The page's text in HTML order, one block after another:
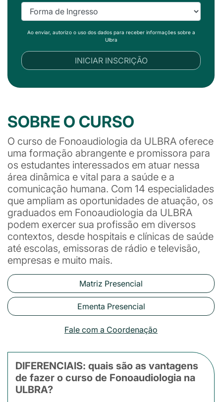
Ao enviar, autorizo o uso dos dados para receber informações sobre a
Ulbra
INICIAR INSCRIÇÃO
SOBRE O CURSO
O curso de Fonoaudiologia da ULBRA oferece
uma formação abrangente e promissora para
os estudantes interessados em atuar nessa
área dinâmica e vital para a saúde e a
comunicação humana. Com 14 especialidades
que ampliam as oportunidades de atuação, os
graduados em Fonoaudiologia da ULBRA
podem exercer sua profissão em diversos
contextos, desde hospitais e clínicas de saúde
até escolas, emissoras de rádio e televisão,
empresas e muito mais.
Matriz Presencial
Ementa Presencial
Fale com a Coordenação
DIFERENCIAIS: quais são as vantagens
de fazer o curso de Fonoaudiologia na
ULBRA?